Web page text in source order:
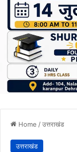
Home /उत्तराखंड
उत्तराखंड